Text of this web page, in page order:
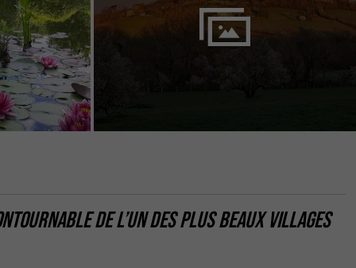
DE L’UN DESPLUS BEAUX VILLAGES